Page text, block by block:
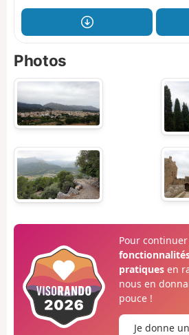
Photos
Pour
pratiquesen
nous en
pouce !
Je donne